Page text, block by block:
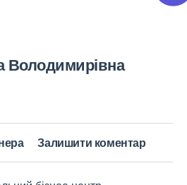
Володимирівна
Залишити коментар